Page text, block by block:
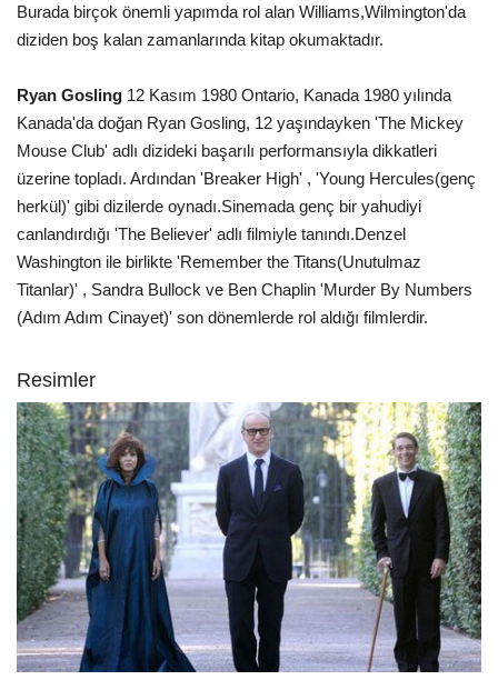
Burada birçok önemli yapımda rol alan Williams,Wilmington'da
diziden boş kalan zamanlarında kitap okumaktadır.
Ryan Gosling 12 Kasım 1980 Ontario, Kanada 1980 yılında
Kanada'da doğan Ryan Gosling, 12 yaşındayken 'The Mickey
Mouse Club' adlı dizideki başarılı performansıyla dikkatleri
üzerine topladı. Ardından 'Breaker High' , 'Young Hercules(genç
herkül)' gibi dizilerde oynadı.Sinemada genç bir yahudiyi
canlandırdığı 'The Believer' adlı filmiyle tanındı.Denzel
Washington ile birlikte 'Remember the Titans(Unutulmaz
Titanlar)' , Sandra Bullock ve Ben Chaplin 'Murder By Numbers
(Adım Adım Cinayet)' son dönemlerde rol aldığı filmlerdir.
Resimler